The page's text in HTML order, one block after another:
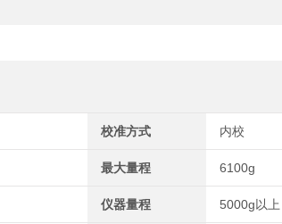
校准方式 内校
最大量程 6100g
仪器量程 5000g以上